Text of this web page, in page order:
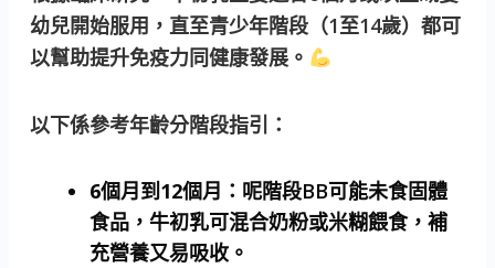
幼兒開始服用，直至青少年階段（1至14歲）都可
以幫助提升免疫力同健康發展。
以下係參考年齡分階段指引：
6個月到12個月 ：呢階段BB可能未食固體
食品，牛初乳可混合奶粉或米糊餵食，補
充營養又易吸收。